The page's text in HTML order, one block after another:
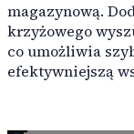
magazynową.
krzyżowego
co umożliwia
efektywniejszą